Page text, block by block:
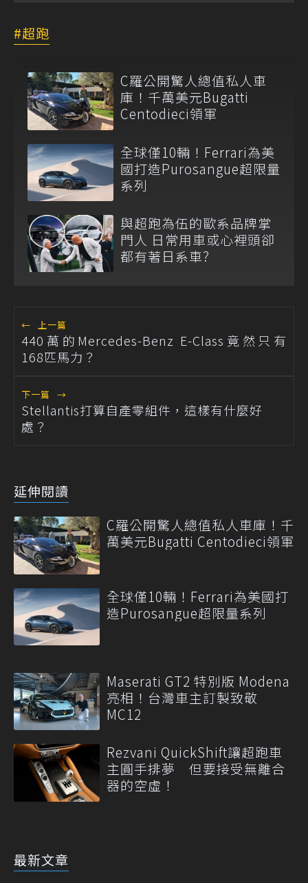
超跑
C羅公開驚人總值私人車
庫！千萬美元Bugatti
Centodieci領軍
全球僅10輛！Ferrari為美
國打造Purosangue超限量
系列
與超跑為伍的歐系品牌掌
門人 日常用車或心裡頭卻
都有著日系車?
← 上一篇
440萬的Mercedes-Benz E-Class竟然只有
168匹馬力？
下一篇 →
Stellantis打算自產零組件，這樣有什麼好
處？
延伸閱讀
C羅公開驚人總值私人車庫！千
萬美元Bugatti Centodieci領軍
全球僅10輛！Ferrari為美國打
造Purosangue超限量系列
Maserati GT2 特別版 Modena
亮相！台灣車主訂製致敬
MC12
Rezvani QuickShift讓超跑車
主圓手排夢 但要接受無離合
器的空虛！
最新文章